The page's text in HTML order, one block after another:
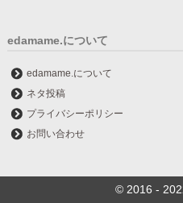
edamame.について
edamame.について
ネタ投稿
プライバシーポリシー
お問い合わせ
© 2016 -